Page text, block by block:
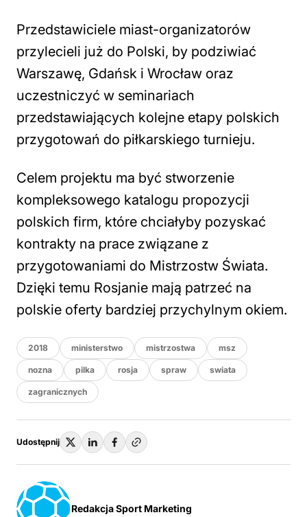
Przedstawiciele miast-organizatorów
przylecieli już do Polski, by podziwiać
Warszawę, Gdańsk i Wrocław oraz
uczestniczyć w seminariach
przedstawiających kolejne etapy polskich
przygotowań do piłkarskiego turnieju.
Celem projektu ma być stworzenie
kompleksowego katalogu propozycji
polskich firm, które chciałyby pozyskać
kontrakty na prace związane z
przygotowaniami do Mistrzostw Świata.
Dzięki temu Rosjanie mają patrzeć na
polskie oferty bardziej przychylnym okiem.
2018 ministerstwo mistrzostwa msz
nozna pilka rosja spraw swiata
zagranicznych
Udostępnij
Redakcja Sport Marketing